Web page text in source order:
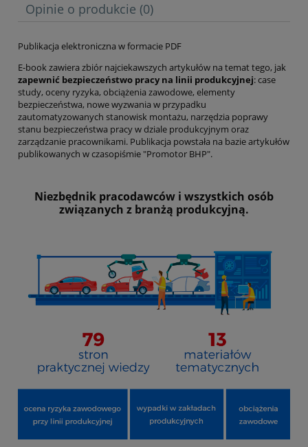
Opinie o produkcie (0)
Publikacja elektroniczna w formacie PDF
E-book zawiera zbiór najciekawszych artykułów na temat tego, jak
zapewnić bezpieczeństwo pracy na linii produkcyjnej: case
study, oceny ryzyka, obciążenia zawodowe, elementy
bezpieczeństwa, nowe wyzwania w przypadku
zautomatyzowanych stanowisk montażu, narzędzia poprawy
stanu bezpieczeństwa pracy w dziale produkcyjnym oraz
zarządzanie pracownikami. Publikacja powstała na bazie artykułów
publikowanych w czasopiśmie "Promotor BHP".
Niezbędnik pracodawców i wszystkich osób
związanych z branżą produkcyjną.